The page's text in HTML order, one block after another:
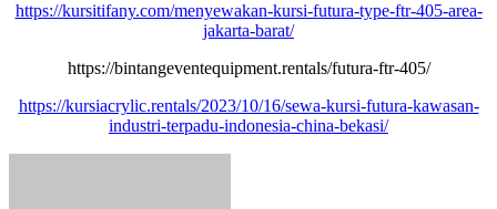
https://kursitifany.com/menyewakan-kursi-futura-type-ftr-405-area-
jakarta-barat/
https://bintangeventequipment.rentals/futura-ftr-405/
https://kursiacrylic.rentals/2023/10/16/sewa-kursi-futura-kawasan-
industri-terpadu-indonesia-china-bekasi/